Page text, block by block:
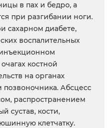
в пах и бедро, а
при разгибании ноги.
сахарном диабете,
воспалительных
костной
на органах
Абсцесс
распространением
сустав, кости,
клетчатку.